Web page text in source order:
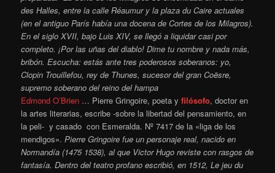
des Halles, entre la calle Réaumur y la plaza du Caire actuales
(en el antiguo París había una docena de Cortes de los Milagros).
En el siglo XVII, bajo Luis XIV, se llegó a liquidar casi por
completo. ¡Por las uñas del diablo! Dime tu nombre y nada más,
bribón. Escucha: estás ante tres poderosos soberanos: yo,
Clopin Trouillefou, rey de Thunes, sucesor del gran Coësre,
supremo soberano del reino del hampa
Edmond O’Brien … Pierre Gringoire, poeta yfilósofo, doctor en
la artes literarias, escribe -sobre la libertad del pensamiento, en
la peli- y casado con Esmeralda. Nº 7417 de la «liga de los
mendigos».Pierre Gringoire fue un personaje real, nacido en
Normandía (1475 1538), al que Victor Hugo reviste con rasgos de
fantasía. Dentro del teatro profano escribió, en 1512, Le jeu du